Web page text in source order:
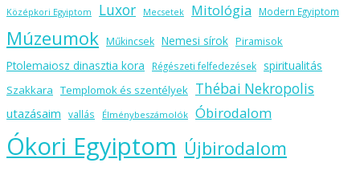
Középkori Egyiptom Luxor Mecsetek Mitológia Modern Egyiptom
Múzeumok Műkincsek Nemesi sírok Piramisok
Ptolemaiosz dinasztia kora
Régészeti felfedezések spiritualitás
Szakkara Templomok és szentélyek Thébai Nekropolis
utazásaim vallás Élménybeszámolók Óbirodalom
Ókori Egyiptom Újbirodalom